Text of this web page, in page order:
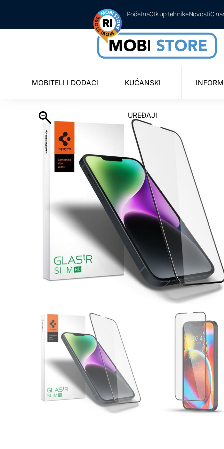
PočetnaOtkup tehnikeNovostiO
MOBITELI I DODACI KUĆANSKI
UREĐAJI